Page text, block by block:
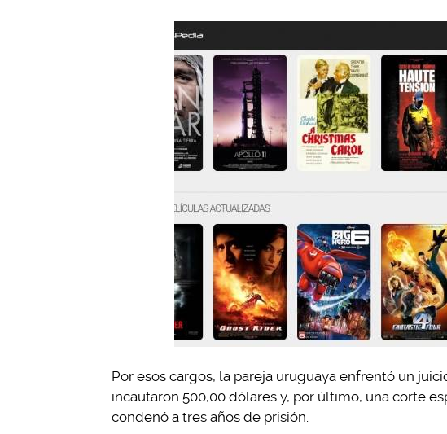
Por esos cargos, la pareja uruguaya enfrentó un
incautaron 500,00 dólares y, por último, una corte
condenó a tres años de prisión.